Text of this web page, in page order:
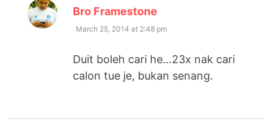
Bro Framestone
March 25, 2014 at 2:48 pm
Duit boleh cari he…23x nak cari
calon tue je, bukan senang.